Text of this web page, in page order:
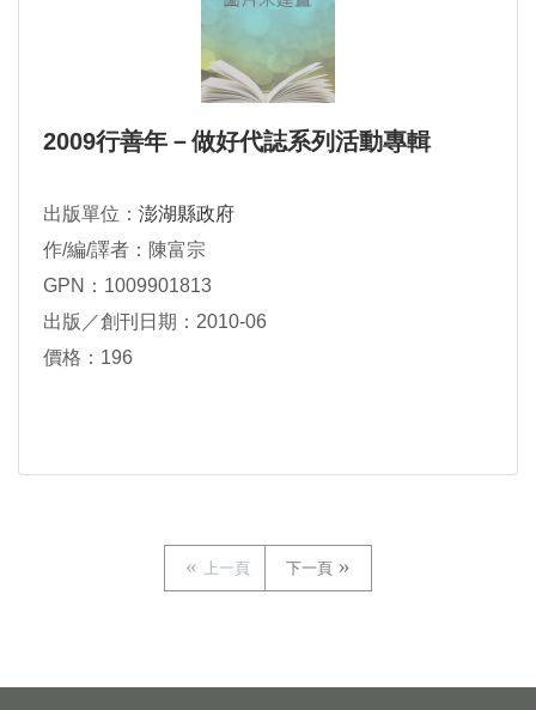
2009行善年－做好代誌系列活動專輯
出版單位： 澎湖縣政府
作/編/譯者：陳富宗
GPN：1009901813
出版／創刊日期：2010-06
價格：196
上一頁 下一頁